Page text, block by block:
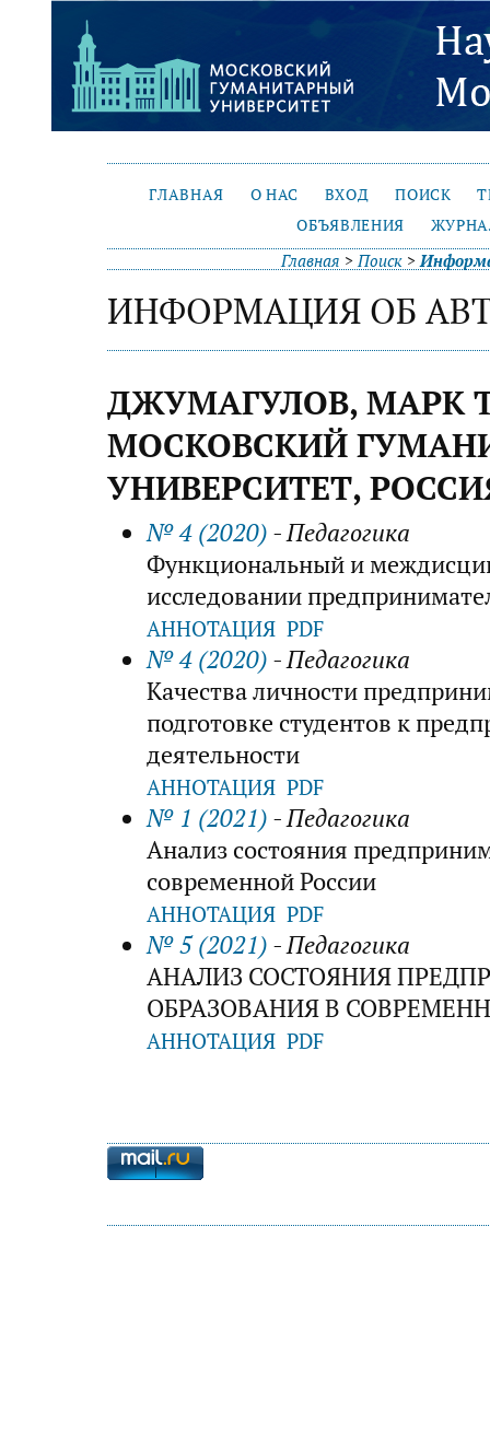
ГЛАВНАЯ О НАС ВХОД ПОИСК
ОБЪЯВЛЕНИЯ
Главная >Поиск >
ИНФОРМАЦИЯ ОБ
ДЖУМАГУЛОВ, МАРК
МОСКОВСКИЙ
УНИВЕРСИТЕТ,
№ 4 (2020) - Педагогика
Функциональный и
исследовании
АННОТАЦИЯ PDF
№ 4 (2020) - Педагогика
Качества личности
подготовке студентов к
деятельности
АННОТАЦИЯ PDF
№ 1 (2021) - Педагогика
Анализ состояния
современной России
АННОТАЦИЯ PDF
№ 5 (2021) - Педагогика
АНАЛИЗ СОСТОЯНИЯ
ОБРАЗОВАНИЯ В
АННОТАЦИЯ PDF